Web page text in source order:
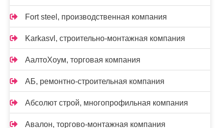
Fort steel, производственная компания
Karkasvl, строительно-монтажная компания
АалтоХоум, торговая компания
АБ, ремонтно-строительная компания
Абсолют строй, многопрофильная компания
Авалон, торгово-монтажная компания